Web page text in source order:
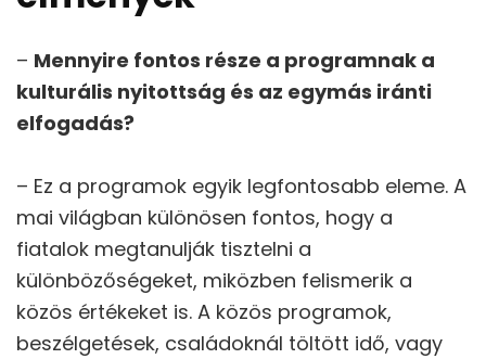
– Mennyire fontos része a programnak a
kulturális nyitottság és az egymás iránti
elfogadás?
– Ez a programok egyik legfontosabb eleme. A
mai világban különösen fontos, hogy a
fiatalok megtanulják tisztelni a
különbözőségeket, miközben felismerik a
közös értékeket is. A közös programok,
beszélgetések, családoknál töltött idő, vagy